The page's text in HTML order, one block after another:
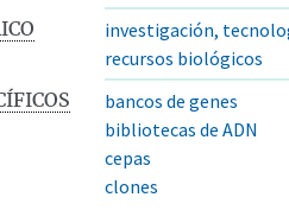
investigación,
recursos biológicos
bancos de genes
bibliotecas de ADN
cepas
clones